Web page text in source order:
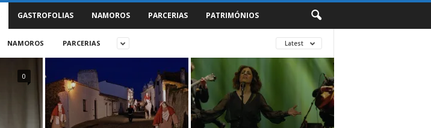
GASTROFOLIAS NAMOROS PARCERIAS PATRIMÓNIOS
NAMOROS PARCERIAS Latest
0